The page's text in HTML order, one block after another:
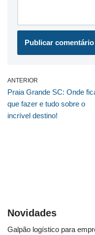
ANTERIOR
Praia Grande SC: Onde
que fazer e tudo sobre o
incrível destino!
Novidades
Galpão logístico para